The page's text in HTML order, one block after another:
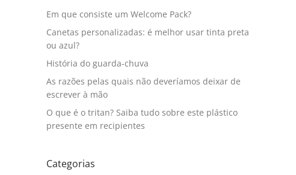
Em que consiste um Welcome Pack?
Canetas personalizadas: é melhor usar tinta preta
ou azul?
História do guarda-chuva
As razões pelas quais não deveríamos deixar de
escrever à mão
O que é o tritan? Saiba tudo sobre este plástico
presente em recipientes
Categorias